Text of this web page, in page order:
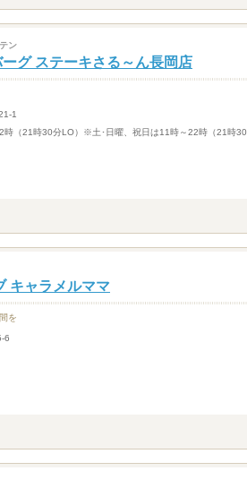
ン
グ ステーキさる～ん長岡店
1
時（21時30分LO）※土･日曜、祝日は11時～22時（21時30
キャラメルママ
を
6